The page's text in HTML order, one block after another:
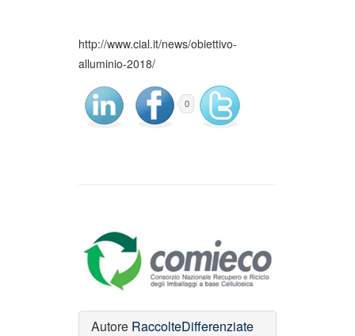
http://www.cial.it/news/obiettivo-
alluminio-2018/
0
Autore RaccolteDifferenziate